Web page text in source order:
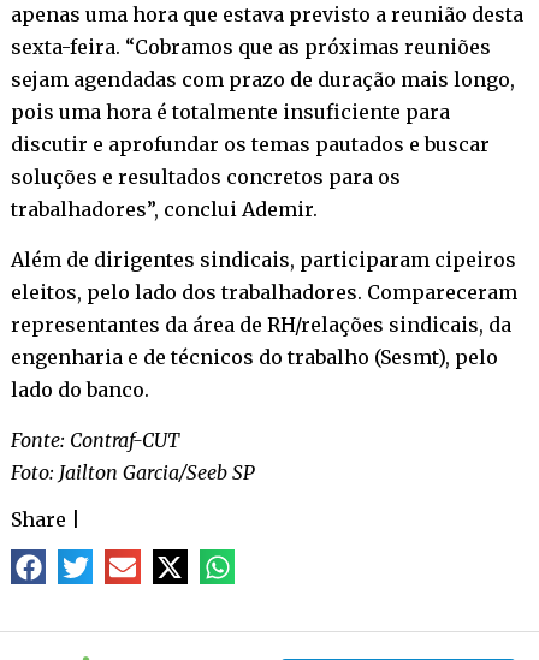
apenas uma hora que estava previsto a reunião desta
sexta-feira. “Cobramos que as próximas reuniões
sejam agendadas com prazo de duração mais longo,
pois uma hora é totalmente insuficiente para
discutir e aprofundar os temas pautados e buscar
soluções e resultados concretos para os
trabalhadores”, conclui Ademir.
Além de dirigentes sindicais, participaram cipeiros
eleitos, pelo lado dos trabalhadores. Compareceram
representantes da área de RH/relações sindicais, da
engenharia e de técnicos do trabalho (Sesmt), pelo
lado do banco.
Fonte: Contraf-CUT
Foto: Jailton Garcia/Seeb SP
Share